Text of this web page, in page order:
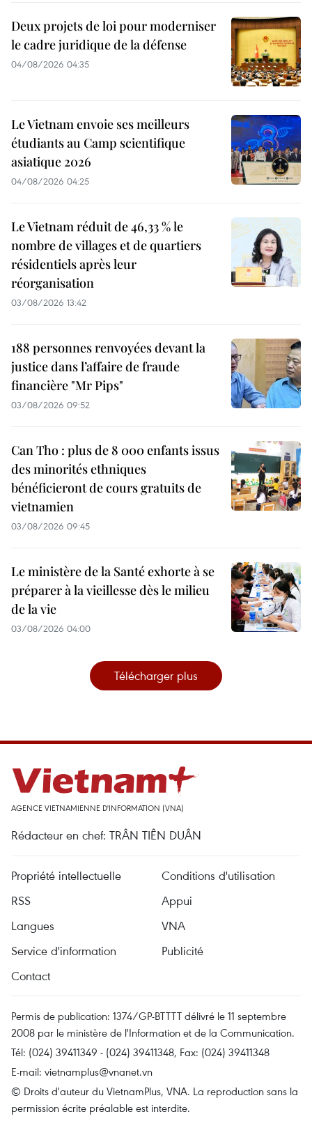
Deux projets de loi pour moderniser
le cadre juridique de la défense
04/08/2026 04:35
Le Vietnam envoie ses meilleurs
étudiants au Camp scientifique
asiatique 2026
04/08/2026 04:25
Le Vietnam réduit de 46,33 % le
nombre de villages et de quartiers
résidentiels après leur
réorganisation
03/08/2026 13:42
188 personnes renvoyées devant la
justice dans l’affaire de fraude
financière "Mr Pips"
03/08/2026 09:52
Can Tho : plus de 8 000 enfants issus
des minorités ethniques
bénéficieront de cours gratuits de
vietnamien
03/08/2026 09:45
Le ministère de la Santé exhorte à se
préparer à la vieillesse dès le milieu
de la vie
03/08/2026 04:00
Télécharger plus
AGENCE VIETNAMIENNE D'INFORMATION (VNA)
Rédacteur en chef: TRÂN TIÊN DUÂN
Propriété intellectuelle
Conditions d'utilisation
RSS
Appui
Langues
VNA
Service d'information
Publicité
Contact
Permis de publication: 1374/GP-BTTTT délivré le 11 septembre
2008 par le ministère de l'Information et de la Communication.
Tél: (024) 39411349 - (024) 39411348, Fax: (024) 39411348
E-mail: vietnamplus@vnanet.vn
© Droits d'auteur du VietnamPlus, VNA. La reproduction sans la
permission écrite préalable est interdite.